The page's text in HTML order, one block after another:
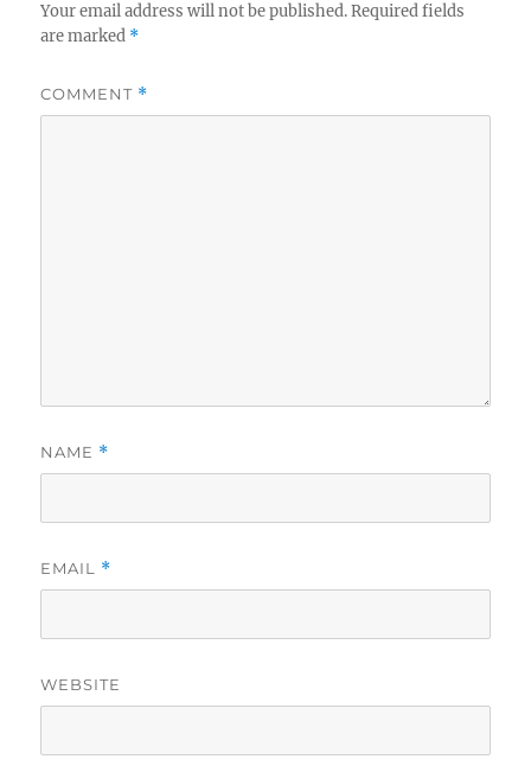
Your email address will not be published. Required fields
are marked *
COMMENT *
NAME *
EMAIL *
WEBSITE